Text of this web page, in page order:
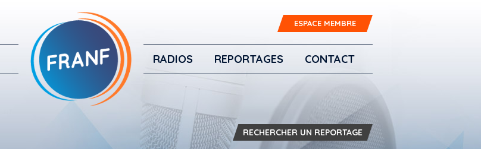
ESPACE MEMBRE
RADIOS REPORTAGES CONTACT
RECHERCHER UN REPORTAGE